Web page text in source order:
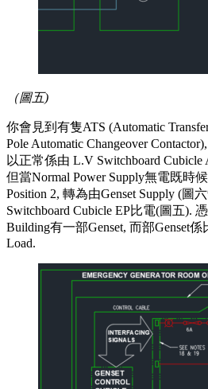
（圖五)
你會見到有隻ATS (Automatic
Pole Automatic Changeover
以正常係由 L.V Switchboard
但當Normal Power Supply無電既時
Position 2, 轉為由Genset Supply (圖
Switchboard Cubicle EP比電(圖五).
Building有一部Genset, 而部Genset
Load.